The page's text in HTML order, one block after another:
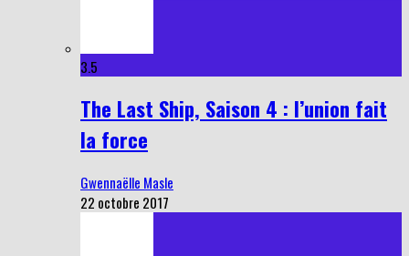
3.5
The Last Ship, Saison 4 : l’union fait
la force
Gwennaëlle Masle
22 octobre 2017